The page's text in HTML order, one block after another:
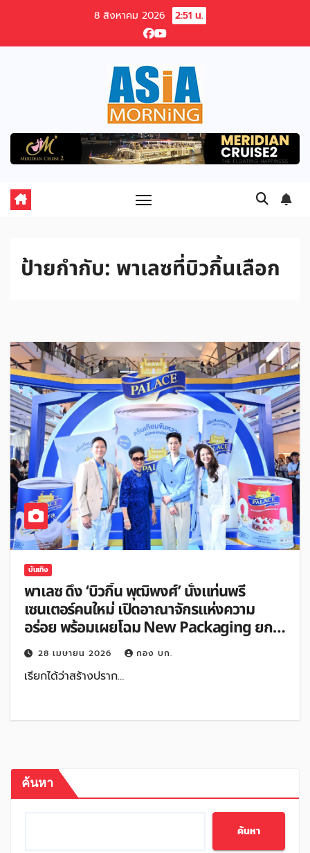
content
8 สิงหาคม 2026 2:51 น.
ป้ายกำกับ: พาเลซที่บิวกิ้นเลือก
บันเทิง
พาเลซ ดึง ‘บิวกิ้น พุฒิพงศ์’ นั่งแท่นพรี
เซนเตอร์คนใหม่ เปิดอาณาจักรแห่งความ
อร่อย พร้อมเผยโฉม New Packaging ยก
ระดับแบรนด์สู่ความพรีเมียมคู่ใจคนรุ่นใหม่
28 เมษายน 2026 กอง บก.
เรียกได้ว่าสร้างปราก…
ค้นหา
ค้นหา